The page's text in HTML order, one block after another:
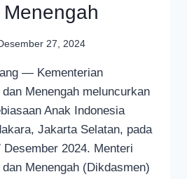
27, 2024
— Kementerian
Menengah meluncurkan
Anak Indonesia
Jakarta Selatan, pada
2024. Menteri
Menengah (Dikdasmen)